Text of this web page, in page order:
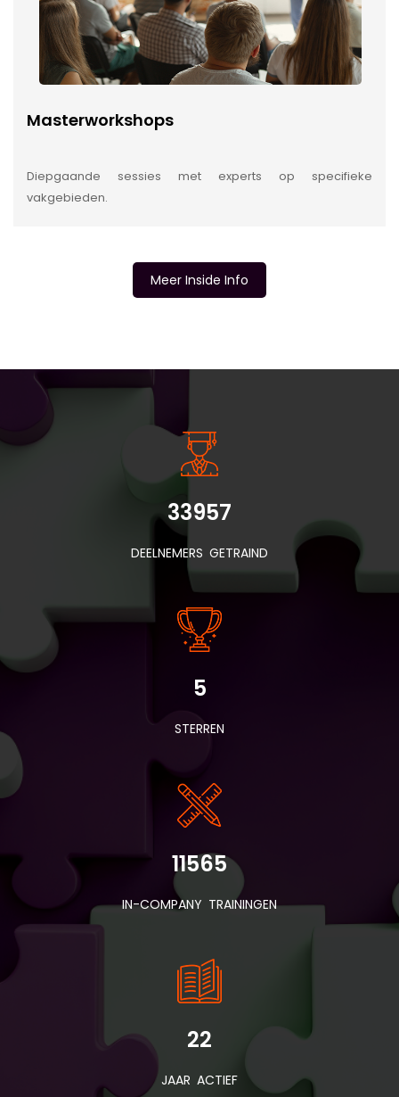
Masterworkshops
Diepgaande sessies met experts op specifieke
vakgebieden.
Meer Inside Info
INSIDE INFORMATIE
33957
DEELNEMERS GETRAIND
5
STERREN
11565
IN-COMPANY TRAININGEN
22
JAAR ACTIEF